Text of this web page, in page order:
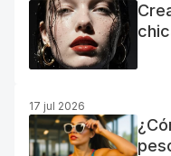
17 jul 2026